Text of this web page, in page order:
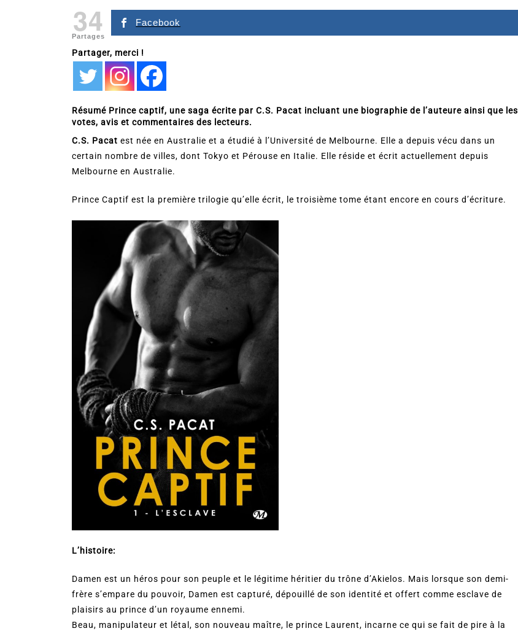
34
Partages
Facebook
Partager, merci !
Résumé Prince captif, une saga écrite par C.S. Pacat incluant une biographie de l’auteure ainsi que les
votes, avis et commentaires des lecteurs.
C.S. Pacat est née en Australie et a étudié à l’Université de Melbourne. Elle a depuis vécu dans un
certain nombre de villes, dont Tokyo et Pérouse en Italie. Elle réside et écrit actuellement depuis
Melbourne en Australie.
Prince Captif est la première trilogie qu’elle écrit, le troisième tome étant encore en cours d’écriture.
L’histoire:
Damen est un héros pour son peuple et le légitime héritier du trône d’Akielos. Mais lorsque son demi-
frère s’empare du pouvoir, Damen est capturé, dépouillé de son identité et offert comme esclave de
plaisirs au prince d’un royaume ennemi.
Beau, manipulateur et létal, son nouveau maître, le prince Laurent, incarne ce qui se fait de pire à la
6 Juil 2026 0